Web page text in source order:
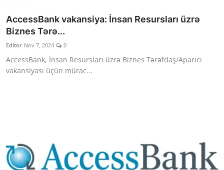
AccessBank vakansiya: İnsan Resursları üzrə
Biznes Tərə...
Editor Nov 7, 2024 0
AccessBank, İnsan Resursları üzrə Biznes Tərəfdaş/Aparıcı
vakansiyası üçün mürac...